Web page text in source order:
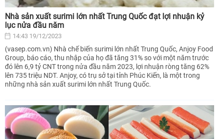
Nhà sản xuất surimi lớn nhất Trung Quốc đạt lợi nhuận kỷ
lục nửa đầu năm
14:43 19/12/2023
(vasep.com.vn) Nhà chế biến surimi lớn nhất Trung Quốc, Anjoy Food
Group, báo cáo, thu nhập của họ đã tăng 31% so với một năm trước
đó lên 6,9 tỷ CNT trong nửa đầu năm 2023, lợi nhuận ròng tăng 62%
lên 735 triệu NDT. Anjoy, có trụ sở tại tỉnh Phúc Kiến, là một trong
những nhà sản xuất surimi lớn nhất Trung Quốc.